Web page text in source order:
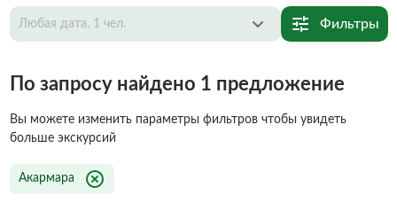
Любая дата, 1 чел. Фильтры
По запросу найдено 1 предложение
Вы можете изменить параметры фильтров чтобы увидеть
больше экскурсий
Акармара